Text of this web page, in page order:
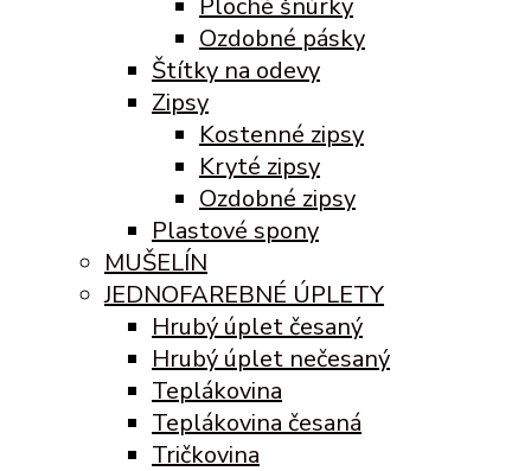
Ploché šnúrky
Ozdobné pásky
Štítky na odevy
Zipsy
Kostenné zipsy
Kryté zipsy
Ozdobné zipsy
Plastové spony
MUŠELÍN
JEDNOFAREBNÉ ÚPLETY
Hrubý úplet česaný
Hrubý úplet nečesaný
Teplákovina
Teplákovina česaná
Tričkovina